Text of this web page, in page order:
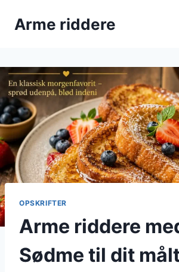
Arme riddere
OPSKRIFTER
Arme riddere
Sødme til dit